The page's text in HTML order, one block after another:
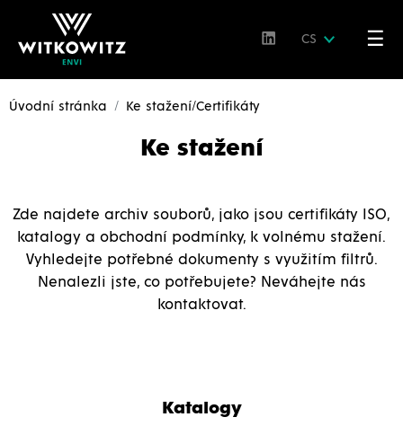
CS ☰
Úvodní stránka Ke stažení/Certifikáty
Ke stažení
Zde najdete archiv souborů, jako jsou certifikáty ISO,
katalogy a obchodní podmínky, k volnému stažení.
Vyhledejte potřebné dokumenty s využitím filtrů.
Nenalezli jste, co potřebujete? Neváhejte nás
kontaktovat.
Katalogy